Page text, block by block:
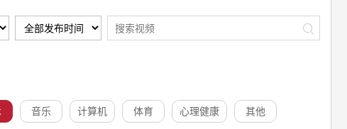
音乐 计算机 体育 心理健康 其他